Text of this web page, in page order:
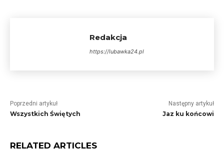
Redakcja
https://lubawka24.pl
Poprzedni artykuł
Wszystkich Świętych
Następny artykuł
Jaz ku końcowi
RELATED ARTICLES